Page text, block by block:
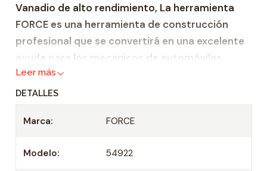
d
Vanadio de alto rendimiento, La herramienta
FORCE es una herramienta de construcción
profesional que se convertirá en una excelente
ayuda para los mecanicos de automóviles.
Puede tener un certificado de integridad, así
como un certificado internacional DIN EN ISO
9001:2000.
reforzado Cr-V
Leer más
DETALLES
Marca: FORCE
Modelo: 54922